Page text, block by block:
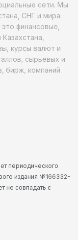
сети. Мы
СНГ и мира.
финансовые,
курсы валют и
сырьевых и
бирж, компаний.
периодического
издания №166332-
не совпадать с